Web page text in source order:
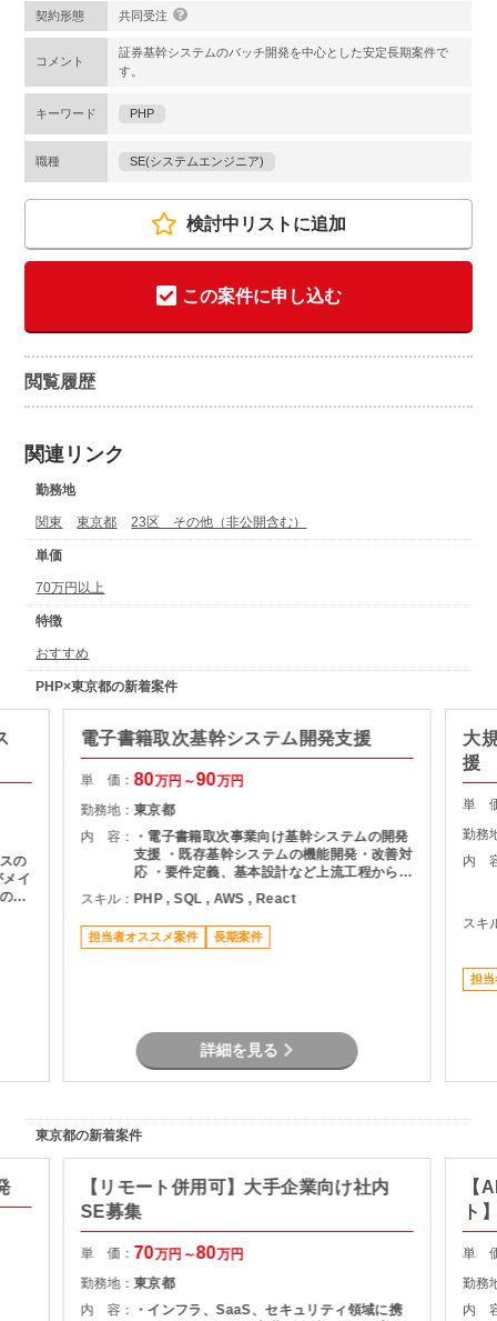
契約形態 共同受注
コメント
証券基幹システムのバッチ開発を中心とした安定長期案件で
す。
キーワード PHP
職種 SE(システムエンジニア)
検討中リストに追加
この案件に申し込む
閲覧履歴
関連リンク
勤務地
関東 東京都 23区 その他（非公開含む）
単価
70万円以上
特徴
おすすめ
PHP×東京都の新着案件
の
イ
バ
電子書籍取次基幹システム開発支援
単 価：80万円～90万円
勤務地：東京都
内 容：
・電子書籍取次事業向け基幹システムの開発
支援 ・既存基幹システムの機能開発・改善対
応 ・要件定義、基本設計など上流工程から参
画 ・バックエンドおよびフロントエンド開発
・AWS環境上でのシステム開発・運用支援
・SQLパフォーマンスチューニング対応 ・チ
ーム内外とのコミュニケーションを通じた課
スキル： PHP , SQL , AWS , React
担当者オススメ案件 長期案件
詳細を見る
大
援
単
勤務
内
スキ
担当
東京都の新着案件
【リモート併用可】大手企業向け社内
SE募集
単 価： 70万円～80万円
勤務地：東京都
内 容：
・インフラ、SaaS、セキュリティ領域に携
【
ト
単
勤務
内